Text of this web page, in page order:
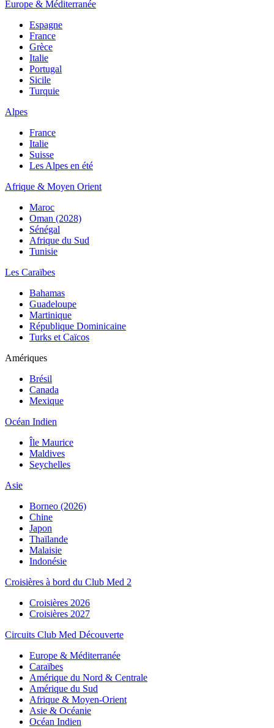
Europe & Méditerranée
Espagne
France
Grèce
Italie
Portugal
Sicile
Turquie
Alpes
France
Italie
Suisse
Les Alpes en été
Afrique & Moyen Orient
Maroc
Oman (2028)
Sénégal
Afrique du Sud
Tunisie
Les Caraïbes
Bahamas
Guadeloupe
Martinique
République Dominicaine
Turks et Caïcos
Amériques
Brésil
Canada
Mexique
Océan Indien
Île Maurice
Maldives
Seychelles
Asie
Borneo (2026)
Chine
Japon
Thaïlande
Malaisie
Indonésie
Croisières à bord du Club Med 2
Croisières 2026
Croisières 2027
Circuits Club Med Découverte
Europe & Méditerranée
Caraïbes
Amérique du Nord & Centrale
Amérique du Sud
Afrique & Moyen-Orient
Asie & Océanie
Océan Indien